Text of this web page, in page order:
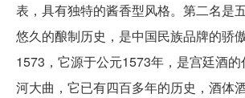
表，具有独特的酱香型风格。第二名是
悠久的酿制历史，是中国民族品牌的骄
1573，它源于公元1573年，是宫廷酒
河大曲，它已有四百多年的历史，酒体酒